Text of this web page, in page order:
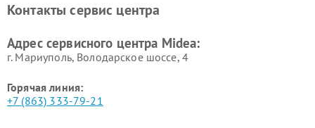
пылесосов Midea
Midea
Контакты сервис центра
Адрес сервисного центра Midea:
г. Мариуполь, Володарское шоссе, 4
Горячая линия:
+7 (863) 333-79-21